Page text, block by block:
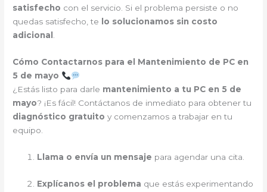
satisfecho con el servicio. Si el problema persiste o no
quedas satisfecho, te
lo solucionamos sin costo
adicional .
Cómo Contactarnos para el Mantenimiento de PC en
5 de mayo
¿Estás listo para darle mantenimiento a tu PC en 5 de
mayo? ¡Es fácil! Contáctanos de inmediato para obtener tu
diagnóstico gratuito y comenzamos a trabajar en tu
equipo.
Llama o envía un mensaje para agendar una cita.
Explícanos el problema que estás experimentando